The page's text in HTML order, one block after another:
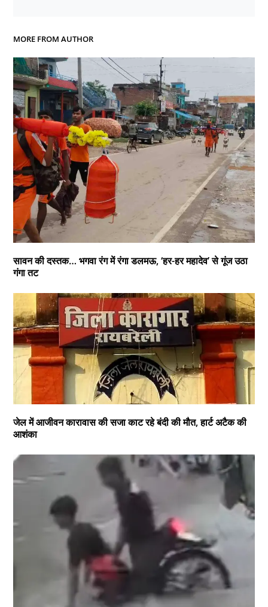
MORE FROM AUTHOR
सावन की दस्तक… भगवा रंग में रंगा डलमऊ, ‘हर-हर महादेव’ से गूंज उठा
गंगा तट
जेल में आजीवन कारावास की सजा काट रहे बंदी की मौत, हार्ट अटैक की
आशंका